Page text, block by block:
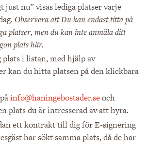
just nu” visas lediga platser varje
Observera att Du kan endast titta på
platser, men du kan inte anmäla ditt
plats här.
i listan, med hjälp av
kan du hitta platsen på den klickbara
info@haningebostader.seoch
plats du är intresserad av att hyra.
ett kontrakt till dig för E-signering
har sökt samma plats, då de har